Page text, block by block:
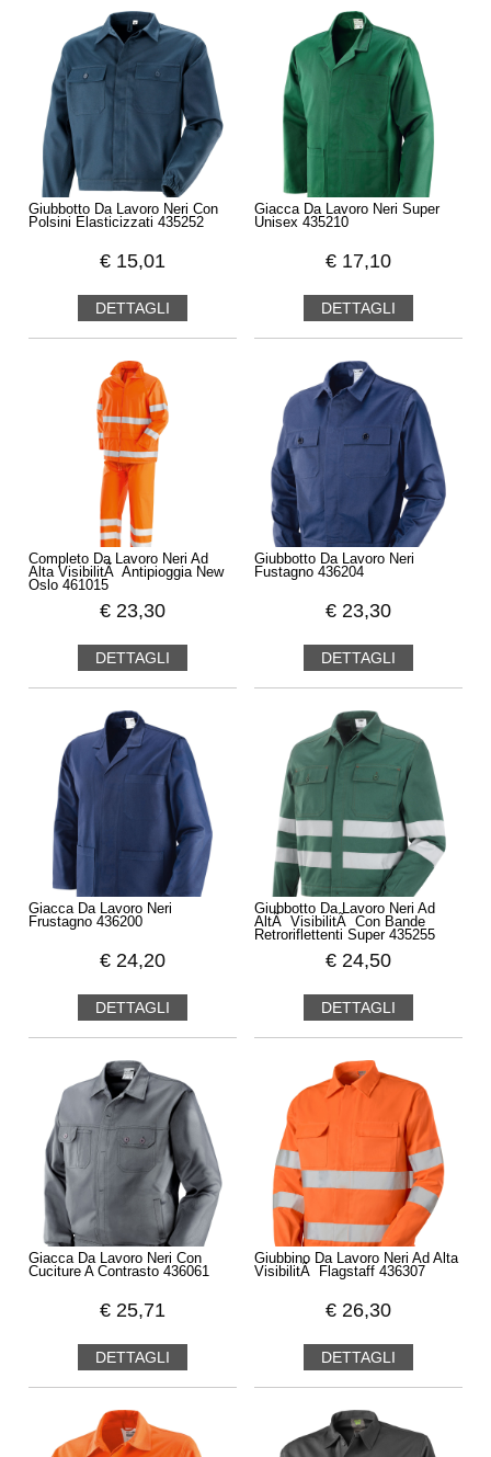
Giubbotto Da Lavoro Neri Con
Polsini Elasticizzati 435252
€ 15,01
DETTAGLI
Giacca Da Lavoro Neri Super
Unisex 435210
€ 17,10
DETTAGLI
Completo Da Lavoro Neri Ad
Alta VisibilitÃ Antipioggia New
Oslo 461015
€ 23,30
DETTAGLI
Giubbotto Da Lavoro Neri
Fustagno 436204
€ 23,30
DETTAGLI
Giacca Da Lavoro Neri
Frustagno 436200
€ 24,20
DETTAGLI
Giubbotto Da Lavoro Neri Ad
AltÃ VisibilitÃ Con Bande
Retroriflettenti Super 435255
€ 24,50
DETTAGLI
Giacca Da Lavoro Neri Con
Cuciture A Contrasto 436061
€ 25,71
DETTAGLI
Giubbino Da Lavoro Neri Ad Alta
VisibilitÃ Flagstaff 436307
€ 26,30
DETTAGLI